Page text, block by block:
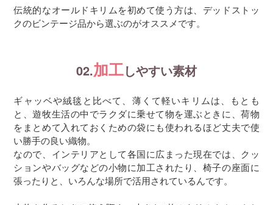
伝統的なオールドキリムを初めて使う方は、デッドストッ
クのビンテージ品から選ぶのがオススメです。
02.加工しやすい素材
ギャッベや絨毯と比べて、薄くて軽いキリムは、もとも
と、遊牧生活の中でラクダに乗せて物を運ぶときに、荷物
をまとめて入れておくための袋にも使われるほど丈夫で使
い勝手の良い織物。
なので、インテリアとして各国に広まった現在では、クッ
ションやバッグなどの小物に加工されたり、椅子の座面に
張ったりと、いろんな場所で活用されているんです。